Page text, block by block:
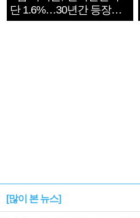
단 1.6%…30년간 등장
1182개팀 전수조사
[많이 본 뉴스]